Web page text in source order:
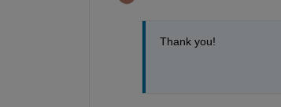
Thank you!